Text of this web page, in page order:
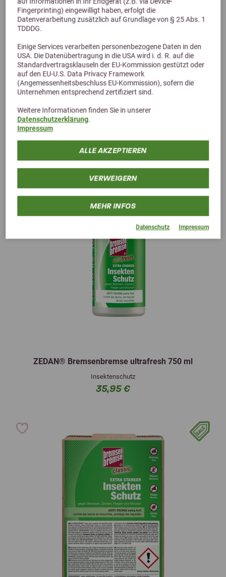
Fingerprinting) eingewilligt haben, erfolgt die
Datenverarbeitung zusätzlich auf Grundlage von § 25 Abs. 1
TDDDG.
Einige Services verarbeiten personenbezogene Daten in den
USA. Die Datenübertragung in die USA wird i. d. R. auf die
Standardvertragsklauseln der EU-Kommission gestützt oder
auf den EU-U.S. Data Privacy Framework
(Angemessenheitsbeschluss EU-Kommission), sofern die
Unternehmen entsprechend zertifiziert sind.
Weitere Informationen finden Sie in unserer
Datenschutzerklärung.
Impressum
ALLE AKZEPTIEREN
VERWEIGERN
MEHR INFOS
Datenschutz Impressum
ZEDAN® Natürlicher Mähnenglanz 500 ml
ZEDAN® Bremsenbremse ultrafresh 750 ml
Insektenschutz
35,95 €